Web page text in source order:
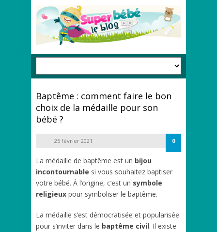
Baptême : comment faire le bon
choix de la médaille pour son
bébé ?
25 février 2021 0
La médaille de baptême est un bijou
incontournable si vous souhaitez baptiser
votre bébé. À l’origine, c’est un symbole
religieux pour symboliser le baptême.
La médaille s’est démocratisée et popularisée
pour s’inviter dans le baptême civil. Il existe